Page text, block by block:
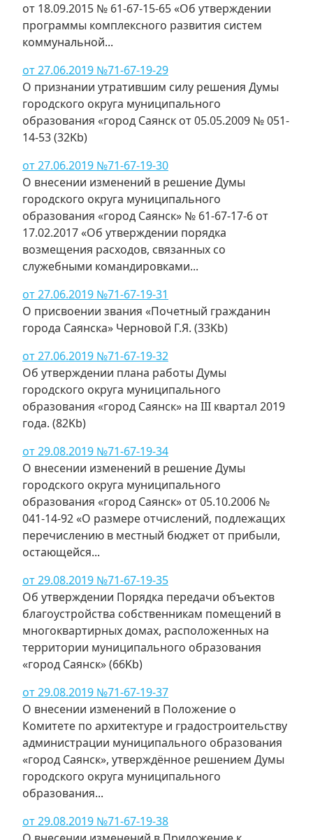
от 18.09.2015 № 61-67-15-65 «Об утверждении
программы комплексного развития систем
коммунальной...
от 27.06.2019 №71-67-19-29
О признании утратившим силу решения Думы
городского округа муниципального
образования «город Саянск от 05.05.2009 № 051-
14-53 (32Kb)
от 27.06.2019 №71-67-19-30
О внесении изменений в решение Думы
городского округа муниципального
образования «город Саянск» № 61-67-17-6 от
17.02.2017 «Об утверждении порядка
возмещения расходов, связанных со
служебными командировками...
от 27.06.2019 №71-67-19-31
О присвоении звания «Почетный гражданин
города Саянска» Черновой Г.Я. (33Kb)
от 27.06.2019 №71-67-19-32
Об утверждении плана работы Думы
городского округа муниципального
образования «город Саянск» на III квартал 2019
года. (82Kb)
от 29.08.2019 №71-67-19-34
О внесении изменений в решение Думы
городского округа муниципального
образования «город Саянск» от 05.10.2006 №
041-14-92 «О размере отчислений, подлежащих
перечислению в местный бюджет от прибыли,
остающейся...
от 29.08.2019 №71-67-19-35
Об утверждении Порядка передачи объектов
благоустройства собственникам помещений в
многоквартирных домах, расположенных на
территории муниципального образования
«город Саянск» (66Kb)
от 29.08.2019 №71-67-19-37
О внесении изменений в Положение о
Комитете по архитектуре и градостроительству
администрации муниципального образования
«город Саянск», утверждённое решением Думы
городского округа муниципального
образования...
от 29.08.2019 №71-67-19-38